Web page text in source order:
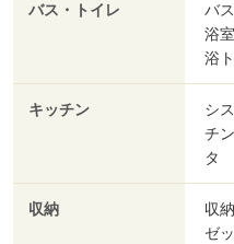
バス・トイレ
バ
浴
浴
キッチン
シ
チ
タ
収納
収
ゼ